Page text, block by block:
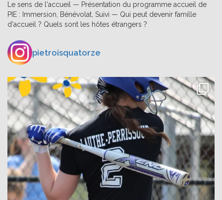
Le sens de l'accueil — Présentation du programme accueil de
PIE : Immersion, Bénévolat, Suivi — Qui peut devenir famille
d'accueil ? Quels sont les hôtes étrangers ?
pietroisquatorze